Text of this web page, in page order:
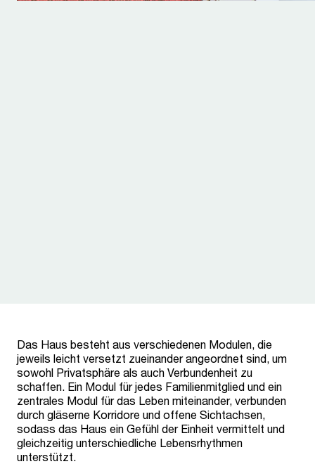
Das Haus besteht aus verschiedenen Modulen, die
jeweils leicht versetzt zueinander angeordnet sind, um
sowohl Privatsphäre als auch Verbundenheit zu
schaffen. Ein Modul für jedes Familienmitglied und ein
zentrales Modul für das Leben miteinander, verbunden
durch gläserne Korridore und offene Sichtachsen,
sodass das Haus ein Gefühl der Einheit vermittelt und
gleichzeitig unterschiedliche Lebensrhythmen
unterstützt.